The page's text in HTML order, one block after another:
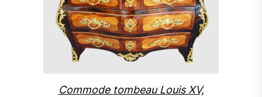
Commode tombeau Louis XV,